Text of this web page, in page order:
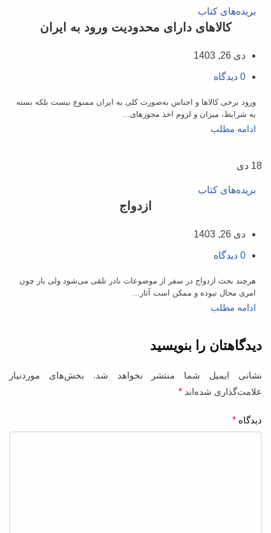
بریده‌های کتاب
کالاهای دارای محدودیت ورود به ایران
دی 26, 1403
0 دیدگاه
ورود برخی کالاها و اجناس به‌صورت کلی به ایران ممنوع نیست بلکه بسته
به شرایط، میزان و لزوم اخذ مجوزهای...
ادامه مطلب
18 دی
بریده‌های کتاب
ازدواج
دی 26, 1403
0 دیدگاه
هرچند بحث ازدواج در سفر از موضوعات نادر تلقی می‌شود ولی باز چون
امری محال نبوده و ممکن است آثار...
ادامه مطلب
دیدگاهتان را بنویسید
نشانی ایمیل شما منتشر نخواهد شد.
بخش‌های موردنیاز
علامت‌گذاری شده‌اند *
دیدگاه *